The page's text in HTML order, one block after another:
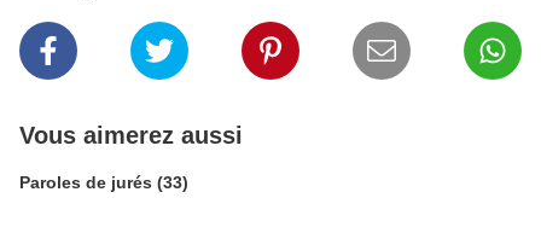
Vous aimerez aussi
Paroles de jurés (33)